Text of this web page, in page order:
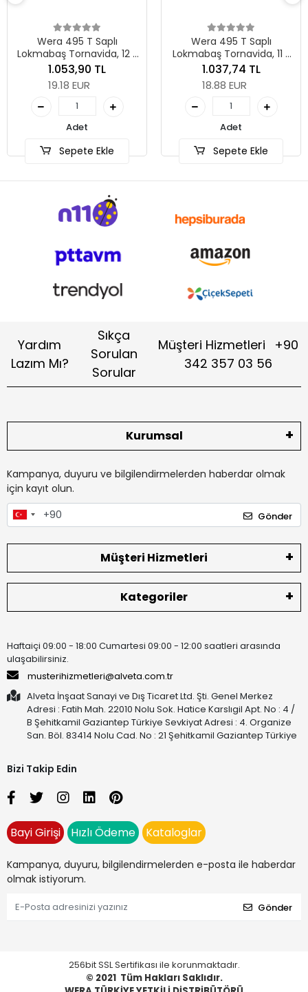
Wera 495 T Saplı
Lokmabaş Tornavida, 12 x
230 mm
1.053,90 TL
19.18 EUR
Adet
Sepete Ekle
Wera 495 T Saplı
Lokmabaş Tornavida, 11 x
230 mm
1.037,74 TL
18.88 EUR
Adet
Sepete Ekle
Yardım
Lazım Mı?
Sıkça
Sorulan
Sorular
Müşteri Hizmetleri
+90
342 357 03 56
Kurumsal
Kampanya, duyuru ve bilgilendirmelerden haberdar olmak
için kayıt olun.
Gönder
Müşteri Hizmetleri
Kategoriler
Haftaiçi 09:00 - 18:00 Cumartesi 09:00 - 12:00 saatleri arasında
ulaşabilirsiniz.
musterihizmetleri@alveta.com.tr
Alveta İnşaat Sanayi ve Dış Ticaret Ltd. Şti. Genel Merkez
Adresi : Fatih Mah. 22010 Nolu Sok. Hatice Karslıgil Apt. No : 4 /
B Şehitkamil Gaziantep Türkiye Sevkiyat Adresi : 4. Organize
San. Böl. 83414 Nolu Cad. No : 21 Şehitkamil Gaziantep Türkiye
Bizi Takip Edin
Bayi Girişi Hızlı Ödeme Kataloglar
Kampanya, duyuru, bilgilendirmelerden e-posta ile haberdar
olmak istiyorum.
Gönder
256bit SSL Sertifikası ile korunmaktadır.
© 2021 Tüm Hakları Saklıdır.